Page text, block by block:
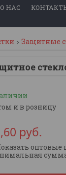
О НАС
Защитные
и в розницу
руб.
оптовые
сумма